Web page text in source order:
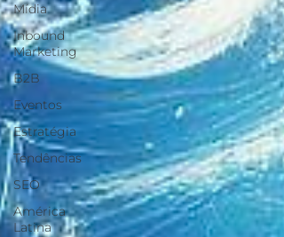
Mídia
Inbound
Marketing
B2B
Eventos
Estratégia
Tendências
SEO
América
Latina